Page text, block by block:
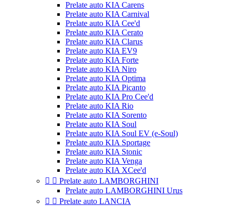
Prelate auto KIA Carens
Prelate auto KIA Carnival
Prelate auto KIA Cee'd
Prelate auto KIA Cerato
Prelate auto KIA Clarus
Prelate auto KIA EV9
Prelate auto KIA Forte
Prelate auto KIA Niro
Prelate auto KIA Optima
Prelate auto KIA Picanto
Prelate auto KIA Pro Cee'd
Prelate auto KIA Rio
Prelate auto KIA Sorento
Prelate auto KIA Soul
Prelate auto KIA Soul EV (e-Soul)
Prelate auto KIA Sportage
Prelate auto KIA Stonic
Prelate auto KIA Venga
Prelate auto KIA XCee'd
  Prelate auto LAMBORGHINI
Prelate auto LAMBORGHINI Urus
  Prelate auto LANCIA